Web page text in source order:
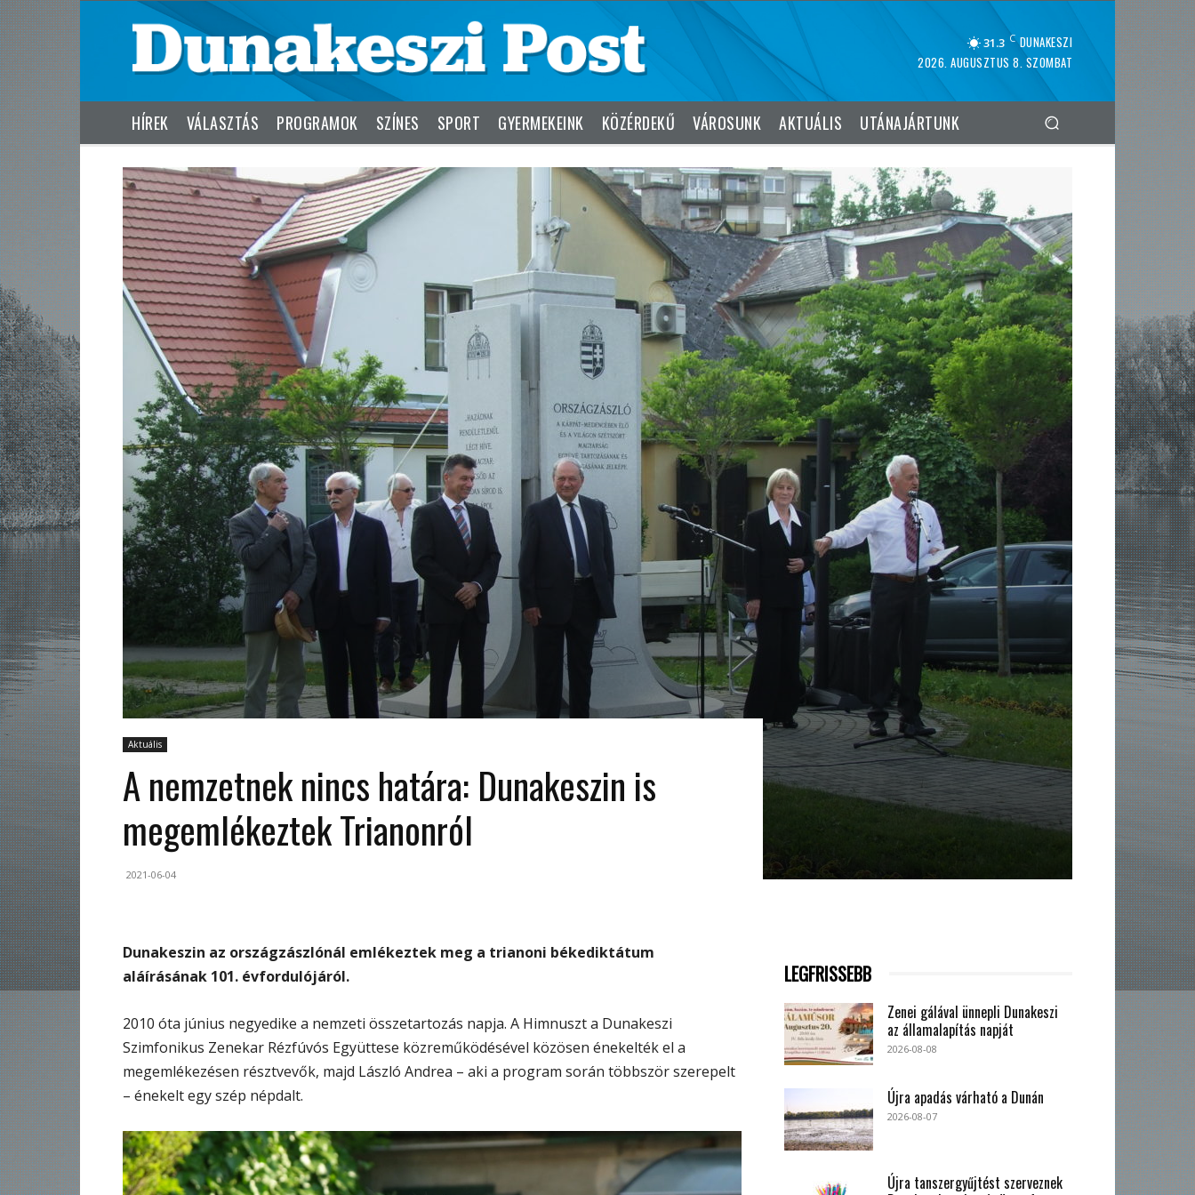
31.3 C DUNAKESZI
2026. AUGUSZTUS 8. SZOMBAT
HÍREK VÁLASZTÁS PROGRAMOK SZÍNES SPORT GYERMEKEINK KÖZÉRDEKŰ VÁROSUNK AKTUÁLIS UTÁNAJÁRTUNK
Aktuális
A nemzetnek nincs határa: Dunakeszin is
megemlékeztek Trianonról
2021-06-04
Dunakeszin az országzászlónál emlékeztek meg a trianoni békediktátum
aláírásának 101. évfordulójáról.
2010 óta június negyedike a nemzeti összetartozás napja. A Himnuszt a Dunakeszi
Szimfonikus Zenekar Rézfúvós Együttese közreműködésével közösen énekelték el a
megemlékezésen résztvevők, majd László Andrea – aki a program során többször szerepelt
– énekelt egy szép népdalt.
LEGFRISSEBB
Zenei gálával ünnepli Dunakeszi
az államalapítás napját
2026-08-08
Újra apadás várható a Dunán
2026-08-07
Újra tanszergyűjtést szerveznek